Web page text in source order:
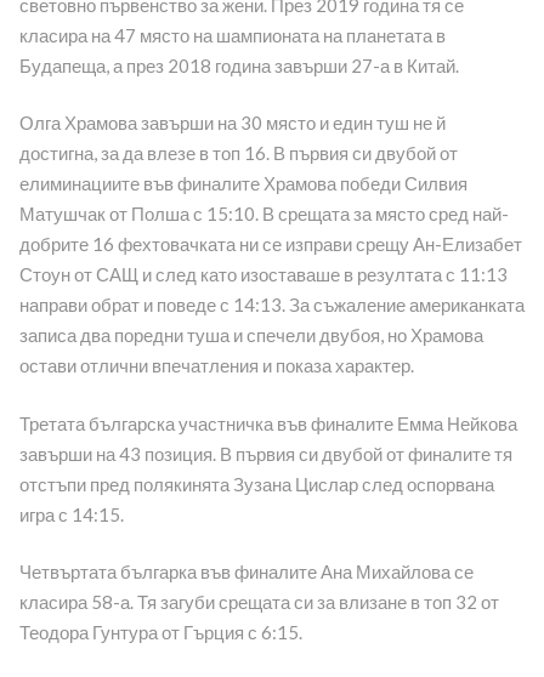
класира на 47 място на шампионата на планетата в
Будапеща, а през 2018 година завърши 27-а в Китай.
Олга Храмова завърши на 30 място и един туш не й
достигна, за да влезе в топ 16. В първия си двубой от
елиминациите във финалите Храмова победи Силвия
Матушчак от Полша с 15:10. В срещата за място сред най-
добрите 16 фехтовачката ни се изправи срещу Ан-Елизабет
Стоун от САЩ и след като изоставаше в резултата с 11:13
направи обрат и поведе с 14:13. За съжаление американката
записа два поредни туша и спечели двубоя, но Храмова
остави отлични впечатления и показа характер.
Третата българска участничка във финалите Емма Нейкова
завърши на 43 позиция. В първия си двубой от финалите тя
отстъпи пред полякинята Зузана Цислар след оспорвана
игра с 14:15.
Четвъртата българка във финалите Ана Михайлова се
класира 58-а. Тя загуби срещата си за влизане в топ 32 от
Теодора Гунтура от Гърция с 6:15.